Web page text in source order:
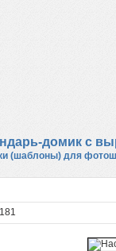
домик с
(шаблоны) для